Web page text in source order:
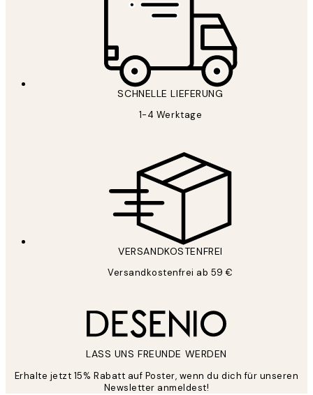
SCHNELLE LIEFERUNG
1-4 Werktage
VERSANDKOSTENFREI
Versandkostenfrei ab 59 €
LASS UNS FREUNDE WERDEN
Erhalte jetzt 15% Rabatt auf Poster, wenn du dich für unseren
Newsletter anmeldest!